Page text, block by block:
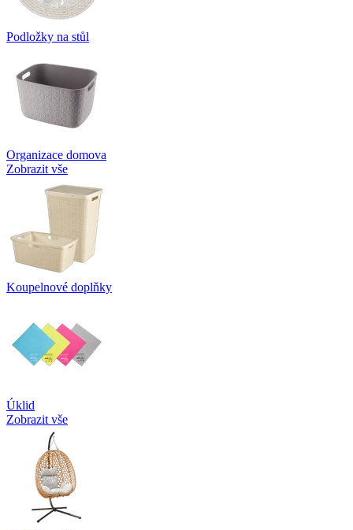
Podložky na stůl
Organizace domova
Zobrazit vše
Koupelnové doplňky
Úklid
Zobrazit vše